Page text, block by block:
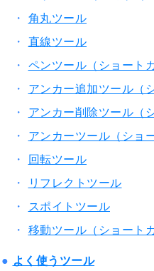
角丸ツール
直線ツール
ペンツール（ショート
アンカー追加ツール（
アンカー削除ツール（
アンカーツール（ショ
回転ツール
リフレクトツール
スポイトツール
移動ツール（ショート
よく使うツール